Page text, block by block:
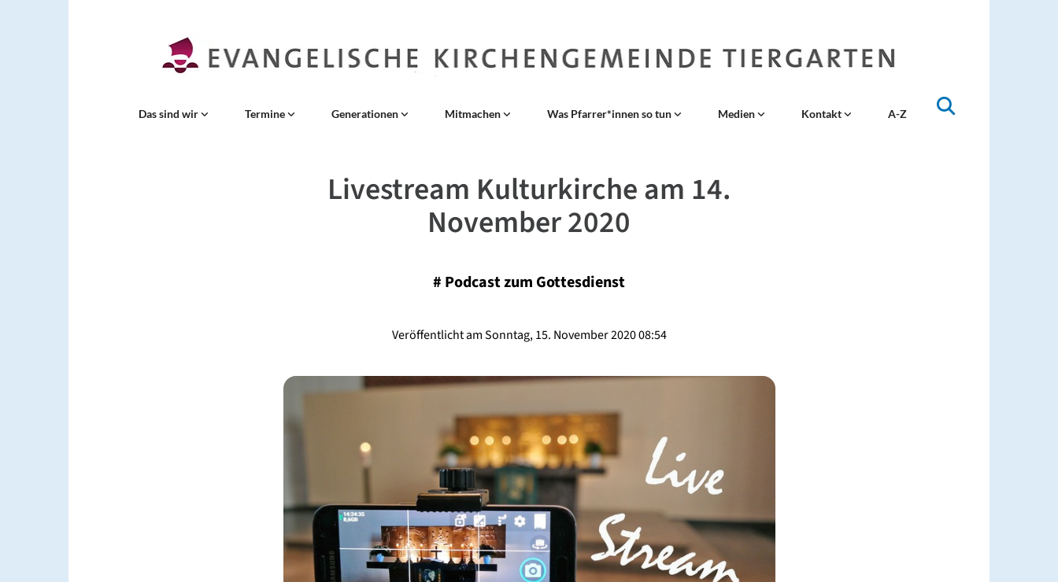
Das sind wir Termine Generationen Mitmachen Was Pfarrer*innen so tun Medien Kontakt A-Z
Livestream Kulturkirche am 14.
November 2020
# Podcast zum Gottesdienst
Veröffentlicht am Sonntag, 15. November 2020 08:54